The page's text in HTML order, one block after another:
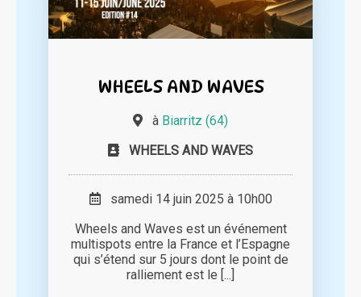
WHEELS AND WAVES
à Biarritz (64)
WHEELS AND WAVES
samedi 14 juin 2025 à 10h00
Wheels and Waves est un événement
multispots entre la France et l’Espagne
qui s’étend sur 5 jours dont le point de
ralliement est le [...]